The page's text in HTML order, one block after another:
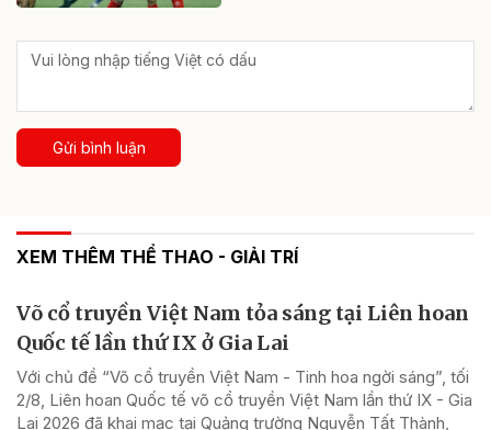
Gửi bình luận
XEM THÊM THỂ THAO - GIẢI TRÍ
Võ cổ truyền Việt Nam tỏa sáng tại Liên hoan
Quốc tế lần thứ IX ở Gia Lai
Với chủ đề “Võ cổ truyền Việt Nam - Tinh hoa ngời sáng”, tối
2/8, Liên hoan Quốc tế võ cổ truyền Việt Nam lần thứ IX - Gia
Lai 2026 đã khai mạc tại Quảng trường Nguyễn Tất Thành,